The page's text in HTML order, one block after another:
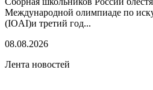
Международной олимпиаде по
(IOAI)и третий год...
08.08.2026
Лента новостей